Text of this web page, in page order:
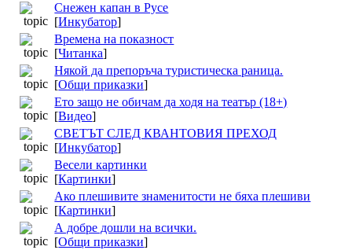
Снежен капан в Русе
[Инкубатор]
Времена на показност
[Читанка]
Някой да препоръча туристическа раница.
[Общи приказки]
Ето защо не обичам да ходя на театър (18+)
[Видео]
СВЕТЪТ СЛЕД КВАНТОВИЯ ПРЕХОД
[Инкубатор]
Весели картинки
[Картинки]
Ако плешивите знаменитости не бяха плешиви
[Картинки]
А добре дошли на всички.
[Общи приказки]